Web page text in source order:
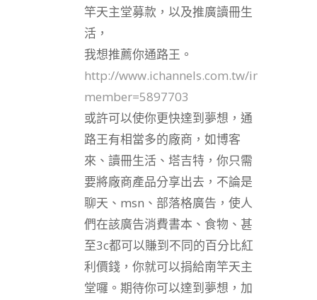
竿天主堂募款，以及推廣讀冊生
活，
我想推薦你通路王。
http://www.ichannels.com.tw/index.php?
member=5897703
或許可以使你更快達到夢想，通
路王有相當多的廠商，如博客
來、讀冊生活、塔吉特，你只需
要將廠商產品分享出去，不論是
聊天、msn、部落格廣告，使人
們在該廣告消費書本、食物、甚
至3c都可以賺到不同的百分比紅
利價錢，你就可以捐給南竿天主
堂囉。期待你可以達到夢想，加